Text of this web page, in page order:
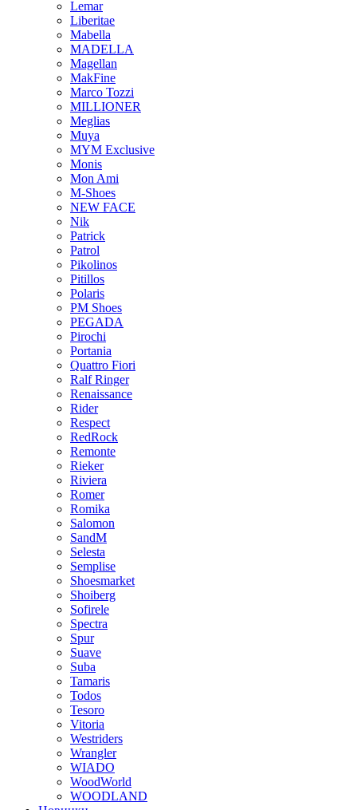
Lemar
Liberitae
Mabella
MADELLA
Magellan
MakFine
Marco Tozzi
MILLIONER
Meglias
Muya
MYM Exclusive
Monis
Mon Ami
M-Shoes
NEW FACE
Nik
Patrick
Patrol
Pikolinos
Pitillos
Polaris
PM Shoes
PEGADA
Pirochi
Portania
Quattro Fiori
Ralf Ringer
Renaissance
Rider
Respect
RedRock
Remonte
Rieker
Riviera
Romer
Romika
Salomon
SandM
Selesta
Semplise
Shoesmarket
Shoiberg
Sofirele
Spectra
Spur
Suave
Suba
Tamaris
Todos
Tesoro
Vitoria
Westriders
Wrangler
WIADO
WoodWorld
WOODLAND